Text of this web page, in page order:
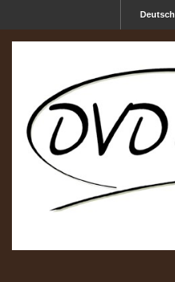
Deutsch